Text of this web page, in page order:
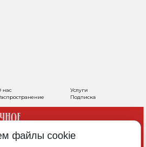
нас
Услуги
Подписка
файлы cookie